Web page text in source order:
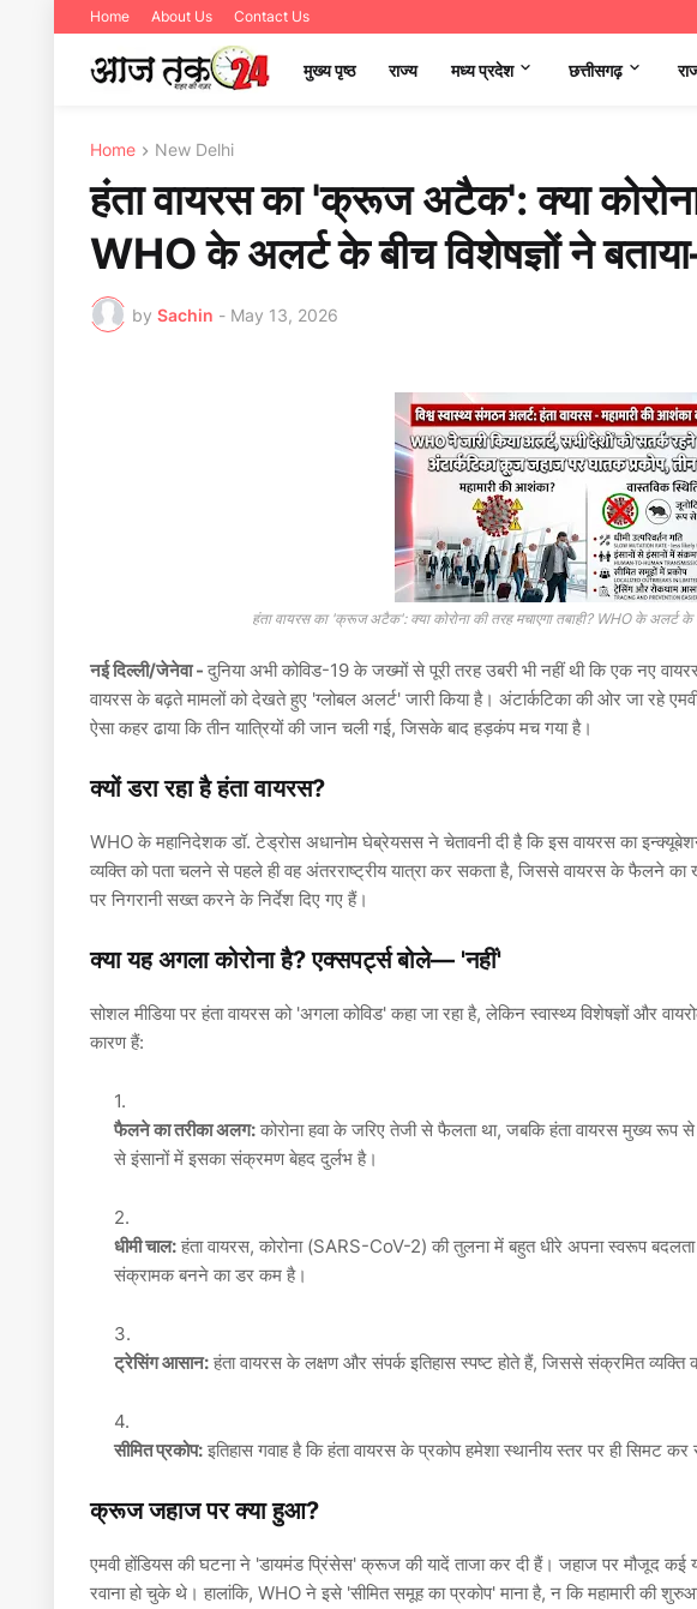
Home About Us Contact Us
मुख्य पृष्ठ राज्य मध्‍य प्रदेश छत्तीसगढ़
Home New Delhi
हंता वायरस का 'क्रूज अटैक': क्या कोरोना
WHO के अलर्ट के बीच विशेषज्ञों ने
by Sachin - May 13, 2026
हंता वायरस का 'क्रूज अटैक': क्या कोरोना की तरह मचाएगा तबाही? WHO के अलर्ट के
नई दिल्ली/जेनेवा - दुनिया अभी कोविड-19 के जख्मों से पूरी तरह उबरी भी नहीं थी कि एक नए
वायरस के बढ़ते मामलों को देखते हुए 'ग्लोबल अलर्ट' जारी किया है। अंटार्कटिका की ओर जा रहे
ऐसा कहर ढाया कि तीन यात्रियों की जान चली गई, जिसके बाद हड़कंप मच गया है।
क्यों डरा रहा है हंता वायरस?
WHO के महानिदेशक डॉ. टेड्रोस अधानोम घेब्रेयसस ने चेतावनी दी है कि इस वायरस का
व्यक्ति को पता चलने से पहले ही वह अंतरराष्ट्रीय यात्रा कर सकता है, जिससे वायरस के फैलने का
पर निगरानी सख्त करने के निर्देश दिए गए हैं।
क्या यह अगला कोरोना है? एक्सपर्ट्स बोले— 'नहीं'
सोशल मीडिया पर हंता वायरस को 'अगला कोविड' कहा जा रहा है, लेकिन स्वास्थ्य विशेषज्ञों और
कारण हैं:
फैलने का तरीका अलग: कोरोना हवा के जरिए तेजी से फैलता था, जबकि हंता वायरस मुख्य रूप से
से इंसानों में इसका संक्रमण बेहद दुर्लभ है।
धीमी चाल: हंता वायरस, कोरोना (SARS-CoV-2) की तुलना में बहुत धीरे अपना स्वरूप
संक्रामक बनने का डर कम है।
ट्रेसिंग आसान: हंता वायरस के लक्षण और संपर्क इतिहास स्पष्ट होते हैं, जिससे संक्रमित
सीमित प्रकोप: इतिहास गवाह है कि हंता वायरस के प्रकोप हमेशा स्थानीय स्तर पर ही सिमट
क्रूज जहाज पर क्या हुआ?
एमवी होंडियस की घटना ने 'डायमंड प्रिंसेस' क्रूज की यादें ताजा कर दी हैं। जहाज पर मौजूद
रवाना हो चुके थे। हालांकि, WHO ने इसे 'सीमित समूह का प्रकोप' माना है, न कि महामारी की